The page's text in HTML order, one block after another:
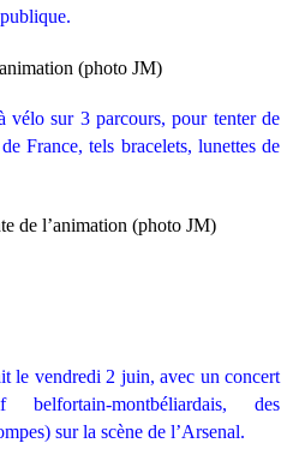
(photo JM)
vélo sur 3 parcours, pour tenter de
France, tels bracelets, lunettes de
de l’animation (photo JM)
le vendredi 2 juin, avec un concert
montbéliardais, des
sur la scène de l’Arsenal.